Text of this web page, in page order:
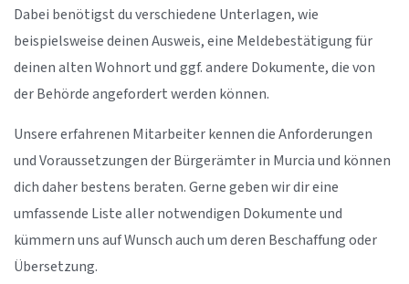
Dabei benötigst du verschiedene Unterlagen, wie
beispielsweise deinen Ausweis, eine Meldebestätigung für
deinen alten Wohnort und ggf. andere Dokumente, die von
der Behörde angefordert werden können.
Unsere erfahrenen Mitarbeiter kennen die Anforderungen
und Voraussetzungen der Bürgerämter in Murcia und können
dich daher bestens beraten. Gerne geben wir dir eine
umfassende Liste aller notwendigen Dokumente und
kümmern uns auf Wunsch auch um deren Beschaffung oder
Übersetzung.